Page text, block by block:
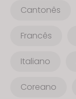
Cantonês
Francês
Italiano
Coreano